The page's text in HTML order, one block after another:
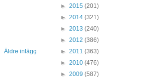
Äldre inlägg
► 2015 (201)
► 2014 (321)
► 2013 (240)
► 2012 (386)
► 2011 (363)
► 2010 (476)
► 2009 (587)